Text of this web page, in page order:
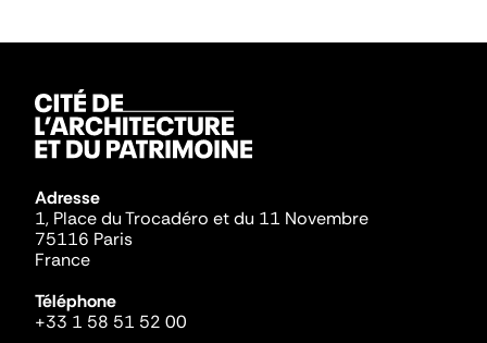
Adresse
1, Place du Trocadéro et du 11 Novembre
75116 Paris
France
Téléphone
+33 1 58 51 52 00